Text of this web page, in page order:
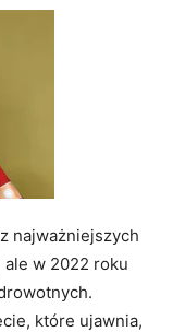
najważniejszych
ale w 2022 roku
które ujawnia,